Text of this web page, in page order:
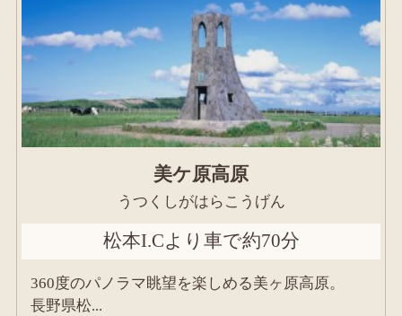
美ケ原高原
うつくしがはらこうげん
松本I.Cより車で約70分
360度のパノラマ眺望を楽しめる美ヶ原高原。
長野県松...